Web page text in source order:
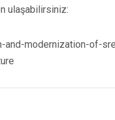
ulaşabilirsiniz:
modernization-of-